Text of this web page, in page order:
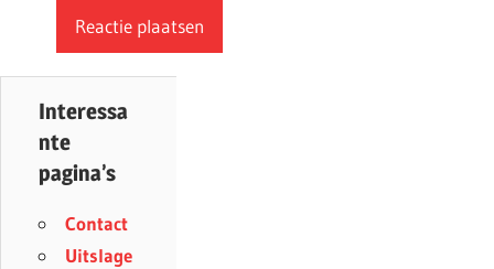
Interessa
nte
pagina’s
Contact
Uitslage